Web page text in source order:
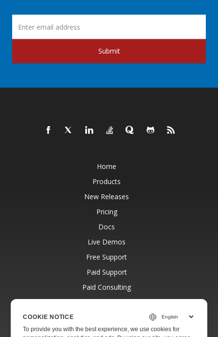
Submit
Home
Products
New Releases
Pricing
Docs
Live Demos
Free Support
Paid Support
Paid Consulting
Blog
About
COOKIE NOTICE
To provide you with the best experience, we use cookies for